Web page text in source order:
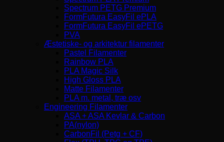
Spectrum PETG Premium
FormFutura EasyFil ePLA
FormFutura EasyFil ePETG
PVA
Æstetiske- og arkitektur filamenter
Pastel Filamenter
Rainbow PLA
PLA Magic Silk
High Gloss PLA
Matte Filamenter
PLA m. metal, træ osv
Engineering Filamenter
ASA + ASA Kevlar & Carbon
PA(nylon)
CarbonFil (Petg + CF)